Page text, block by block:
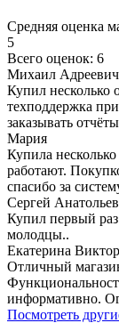
Средняя оценка
5
Всего оценок: 6
Михаил Адреевич
Купил несколько
техподдержка
заказывать
Мария
Купила
работают.
спасибо за
Сергей
Купил первый раз
молодцы..
Екатерина
Отличный
информативно.
Посмотреть